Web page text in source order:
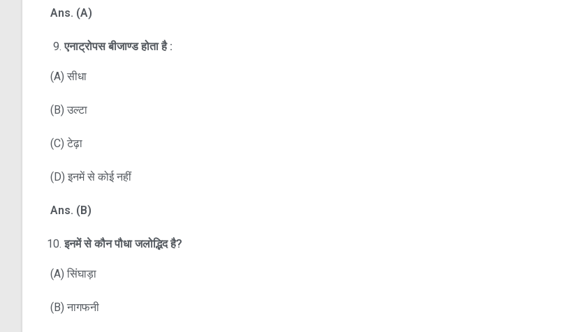
Ans. (A)
एनाट्रोपस बीजाण्ड होता है :
(A) सीधा
(B) उल्टा
(C) टेढ़ा
(D) इनमें से कोई नहीं
Ans. (B)
इनमें से कौन पौधा जलोद्भिद है?
(A) सिंघाड़ा
(B) नागफनी